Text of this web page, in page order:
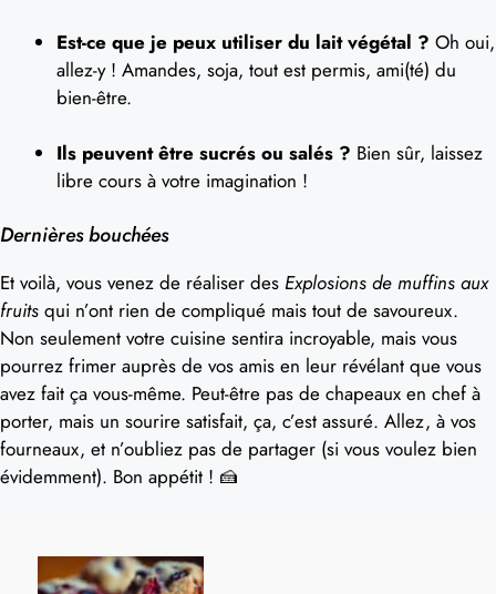
Est-ce que je peux utiliser du lait végétal ? Oh oui,
allez-y ! Amandes, soja, tout est permis, ami(té) du
bien-être.
Ils peuvent être sucrés ou salés ? Bien sûr, laissez
libre cours à votre imagination !
Dernières bouchées
Et voilà, vous venez de réaliser des Explosions de muffins aux
fruits qui n’ont rien de compliqué mais tout de savoureux.
Non seulement votre cuisine sentira incroyable, mais vous
pourrez frimer auprès de vos amis en leur révélant que vous
avez fait ça vous-même. Peut-être pas de chapeaux en chef à
porter, mais un sourire satisfait, ça, c’est assuré. Allez, à vos
fourneaux, et n’oubliez pas de partager (si vous voulez bien
évidemment). Bon appétit ! 🍰